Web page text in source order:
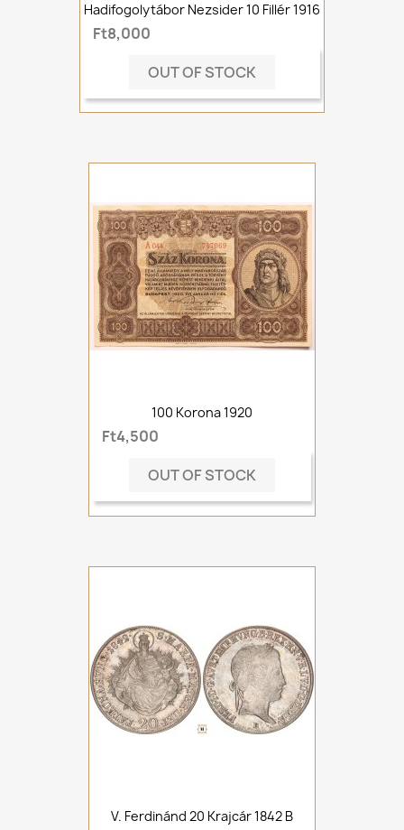
Hadifogolytábor Nezsider 10 Fillér 1916
Ft8,000
OUT OF STOCK
100 Korona 1920
Ft4,500
OUT OF STOCK
V. Ferdinánd 20 Krajcár 1842 B